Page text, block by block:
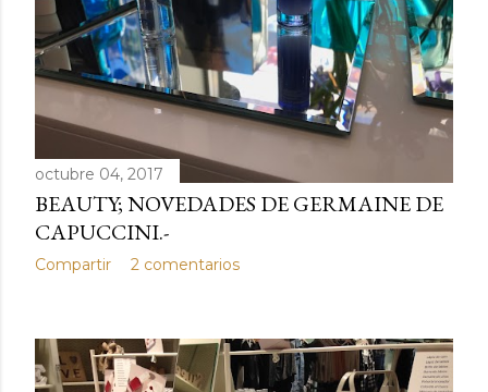
octubre 04, 2017
BEAUTY; NOVEDADES DE GERMAINE DE
CAPUCCINI.-
Compartir 2 comentarios